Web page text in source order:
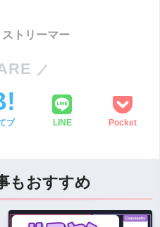
トリーマー
ブ LINE Pocket
もおすすめ